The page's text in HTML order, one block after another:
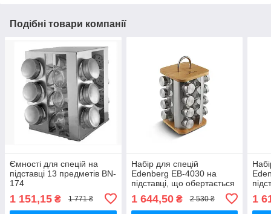
Подібні товари компанії
Ємності для спецій на
підставці 13 предметів BN-
174
1 151,15 ₴ 1 771 ₴
Набір для спецій
Edenberg EB-4030 на
підставці, що обертається
17 предметів (Квадратна)
1 644,50₴ 2 530 ₴ 1